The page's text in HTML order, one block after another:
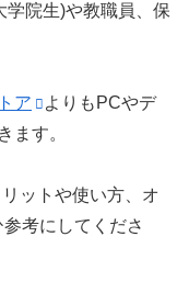
院生)や教職員、 保
ア よりも PCやデ
ます。
ットや使い方、オ
考にしてくださ